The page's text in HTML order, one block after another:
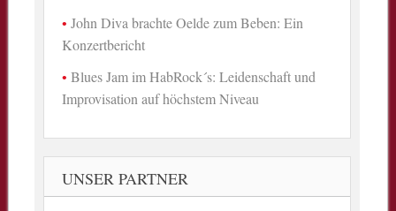
John Diva brachte Oelde zum Beben: Ein
Konzertbericht
Blues Jam im HabRock´s: Leidenschaft und
Improvisation auf höchstem Niveau
UNSER PARTNER